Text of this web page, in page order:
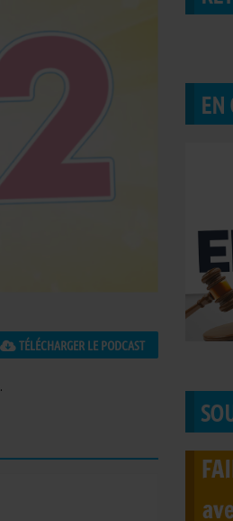
TÉLÉCHARGER LE PODCAST
EN